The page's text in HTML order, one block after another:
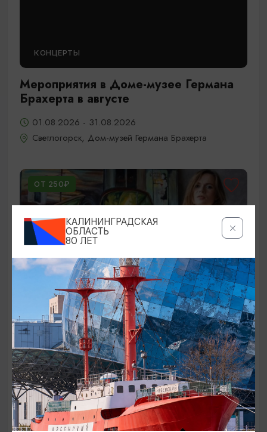
КОНЦЕРТЫ
Мероприятия в Доме-музее Германа
Брахерта в августе
01.08.2026 - 31.08.2026
Светлогорск, Дом-музей Германа Брахерта
ОТ 250₽
ВЫСТАВКИ
Оставленный багаж
02.08.2026 - 22.08.2026
Светлогорск, Арт-пространство «Янтарь-холл»
КАЛИНИНГРАДСКАЯ
ОБЛАСТЬ
80 ЛЕТ